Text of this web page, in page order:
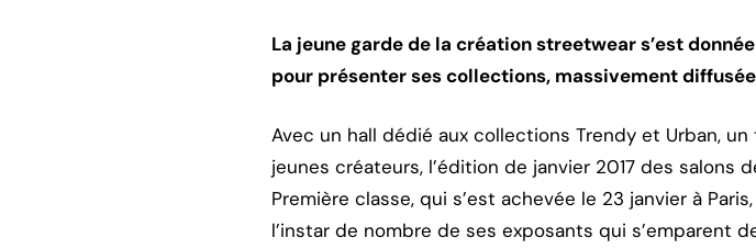
La jeune garde de la création streetwear s’est
pour présenter ses collections, massivement
Avec un hall dédié aux collections Trendy et Urban,
jeunes créateurs, l’édition de janvier 2017 des salons
Première classe, qui s’est achevée le 23 janvier à
l’instar de nombre de ses exposants qui s’emparent